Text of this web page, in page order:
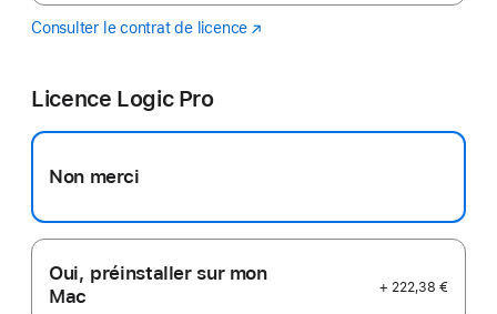
Consulter le contrat de licence Final
(s’ouvre
Licence Logic Pro
Non merci
Oui, préinstaller sur mon
Mac
+ 222,38 €